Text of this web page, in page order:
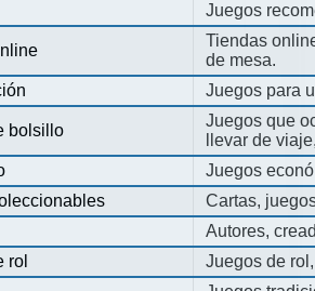
Juegos
Tiendas
de mesa.
Juegos para
bolsillo
Juegos que
llevar de
Juegos
Cartas,
Autores,
rol
Juegos de